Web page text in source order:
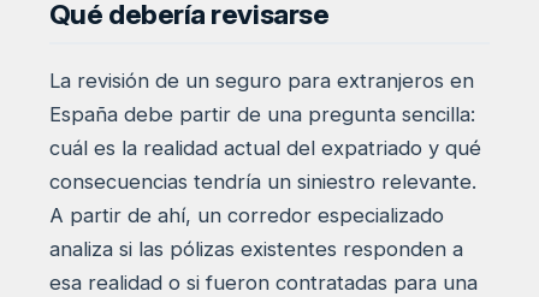
Qué debería revisarse
La revisión de un seguro para extranjeros en
España debe partir de una pregunta sencilla:
cuál es la realidad actual del expatriado y qué
consecuencias tendría un siniestro relevante.
A partir de ahí, un corredor especializado
analiza si las pólizas existentes responden a
esa realidad o si fueron contratadas para una